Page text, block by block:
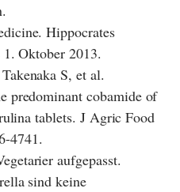
Hippocrates
Oktober 2013.
S, et al.
predominant cobamide of
tablets. J Agric Food
4741.
aufgepasst.
sind keine